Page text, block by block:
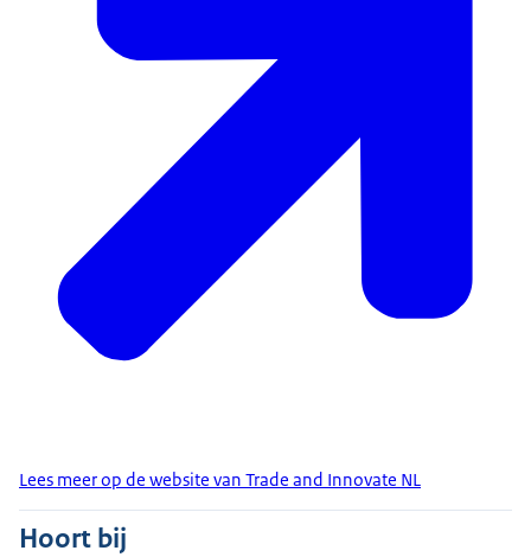
Lees meer op de website van Trade and Innovate NL
Hoort bij